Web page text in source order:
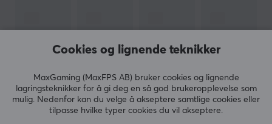
dag finner du alt du trenger for datamaskinen fra
kablene dine på en fin måte eller hvis du mangler
kabler for en smidig optimalisering.
Cookies og lignende teknikker
MaxGaming (MaxFPS AB) bruker cookies og lignende
lagringsteknikker for å gi deg en så god brukeropplevelse som
mulig. Nedenfor kan du velge å akseptere samtlige cookies eller
tilpasse hvilke typer cookies du vil akseptere.